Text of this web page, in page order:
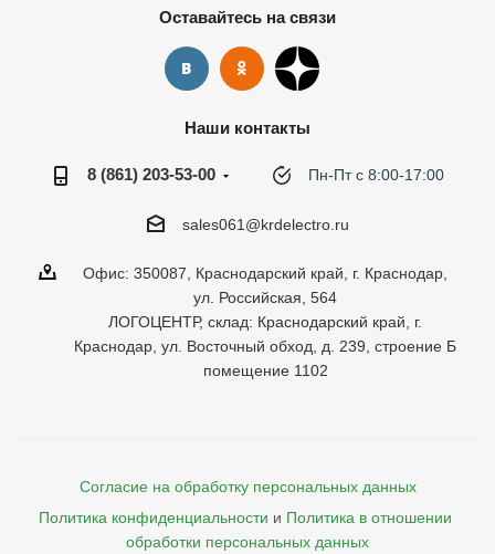
Оставайтесь на связи
Наши контакты
8 (861) 203-53-00 Пн-Пт с 8:00-17:00
sales061@krdelectro.ru
Офис: 350087, Краснодарский край, г. Краснодар,
ул. Российская, 564
ЛОГОЦЕНТР, склад: Краснодарский край, г.
Краснодар, ул. Восточный обход, д. 239, строение Б
помещение 1102
Согласие на обработку персональных данных
Политика конфиденциальности и Политика в отношении
обработки персональных данных